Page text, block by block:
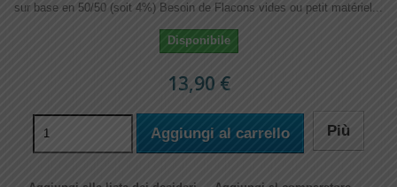
sur base en 50/50 (soit 4%) Besoin de Flacons vides ou petit matériel...
Disponibile
13,90 €
Aggiungi al carrello Più